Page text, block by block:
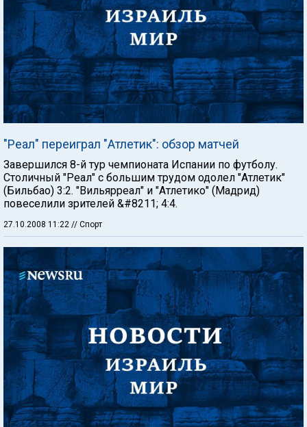
"Реал" переиграл "Атлетик": обзор матчей
Завершился 8-й тур чемпионата Испании по футболу.
Столичный "Реал" с большим трудом одолел "Атлетик"
(Бильбао) 3:2. "Вильярреал" и "Атлетико" (Мадрид)
повеселили зрителей &#8211; 4:4.
27.10.2008 11:22 // Спорт